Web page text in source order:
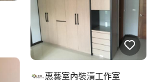
惠藝室內裝潢工作室